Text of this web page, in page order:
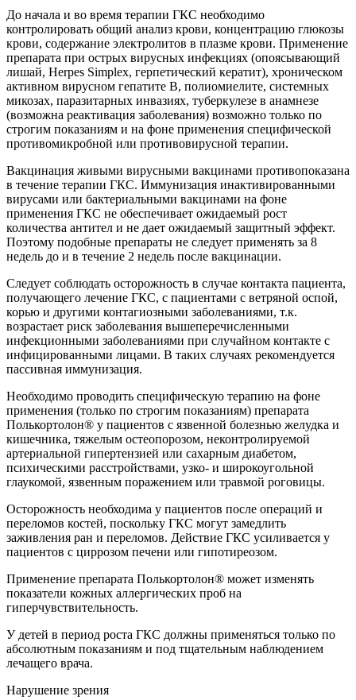
До начала и во время терапии ГКС необходимо
контролировать общий анализ крови, концентрацию глюкозы
крови, содержание электролитов в плазме крови. Применение
препарата при острых вирусных инфекциях (опоясывающий
лишай, Herpes Simplex, герпетический кератит), хроническом
активном вирусном гепатите В, полиомиелите, системных
микозах, паразитарных инвазиях, туберкулезе в анамнезе
(возможна реактивация заболевания) возможно только по
строгим показаниям и на фоне применения специфической
противомикробной или противовирусной терапии.
Вакцинация живыми вирусными вакцинами противопоказана
в течение терапии ГКС. Иммунизация инактивированными
вирусами или бактериальными вакцинами на фоне
применения ГКС не обеспечивает ожидаемый рост
количества антител и не дает ожидаемый защитный эффект.
Поэтому подобные препараты не следует применять за 8
недель до и в течение 2 недель после вакцинации.
Следует соблюдать осторожность в случае контакта пациента,
получающего лечение ГКС, с пациентами с ветряной оспой,
корью и другими контагиозными заболеваниями, т.к.
возрастает риск заболевания вышеперечисленными
инфекционными заболеваниями при случайном контакте с
инфицированными лицами. В таких случаях рекомендуется
пассивная иммунизация.
Необходимо проводить специфическую терапию на фоне
применения (только по строгим показаниям) препарата
Полькортолон® у пациентов с язвенной болезнью желудка и
кишечника, тяжелым остеопорозом, неконтролируемой
артериальной гипертензией или сахарным диабетом,
психическими расстройствами, узко- и широкоугольной
глаукомой, язвенным поражением или травмой роговицы.
Осторожность необходима у пациентов после операций и
переломов костей, поскольку ГКС могут замедлить
заживления ран и переломов. Действие ГКС усиливается у
пациентов с циррозом печени или гипотиреозом.
Применение препарата Полькортолон® может изменять
показатели кожных аллергических проб на
гиперчувствительность.
У детей в период роста ГКС должны применяться только по
абсолютным показаниям и под тщательным наблюдением
лечащего врача.
Нарушение зрения